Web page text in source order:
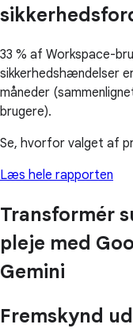
33 % af Workspace-
sikkerhedshændelser
måneder
brugere).
Se, hvorfor valget af
Læs hele rapporten
Transformér
pleje med
Gemini
Fremskynd